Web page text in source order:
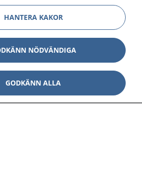
Visa
Visa
Visa
HANTERA KAKOR
NÖDVÄNDIGA
GODKÄNN ALLA